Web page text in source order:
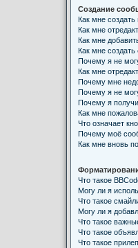
Создание
Как мне
Как мне
Как мне
Как мне создать
Почему я не
Как мне
Почему мне
Почему я не
Почему я
Как мне
Что означает
Почему моё
Как мне вновь
Что такое
Могу ли я
Что такое
Могу ли я
Что такое
Что такое
Что такое